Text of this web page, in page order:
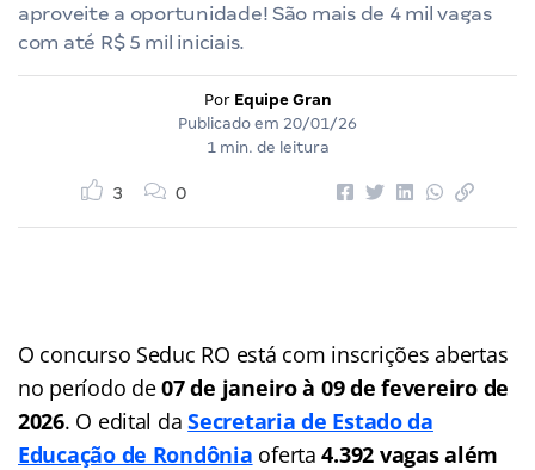
aproveite a oportunidade! São mais de 4 mil vagas
com até R$ 5 mil iniciais.
Por Equipe Gran
Publicado em 20/01/26
1 min. de leitura
3 0
O concurso Seduc RO está com inscrições abertas
no período de07 de janeiro à 09 de fevereiro de
2026. O edital daSecretaria de Estado da
Educação de Rondônia oferta4.392 vagas além